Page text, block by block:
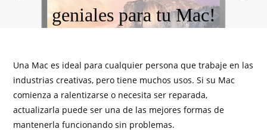
geniales para tu Mac!
Una Mac es ideal para cualquier persona que trabaje en las
industrias creativas, pero tiene muchos usos. Si su Mac
comienza a ralentizarse o necesita ser reparada,
actualizarla puede ser una de las mejores formas de
mantenerla funcionando sin problemas.